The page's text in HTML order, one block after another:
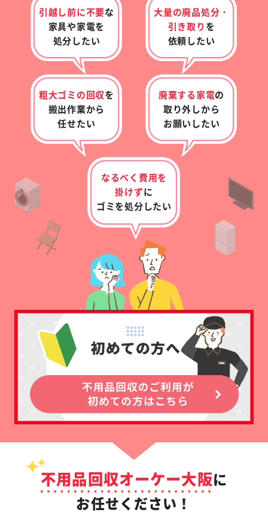
引越し前に不要な
家具や家電を
処分したい
大量の廃品処分・
引き取りを
依頼したい
粗大ゴミの回収を
搬出作業から
任せたい
廃棄する家電の
取り外しから
お願いしたい
なるべく費用を
掛けずに
ゴミを処分したい
不用品回収オーケー大阪に
お任せください！